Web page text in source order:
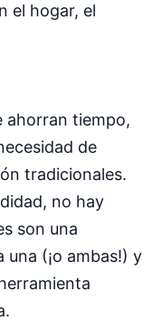
el hogar, el
ahorran tiempo,
de
tradicionales.
no hay
son una
(¡o ambas!) y